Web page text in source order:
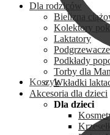
Koszyk
Dla rodziców
Bielizna
Kolektory
Laktatory
Podgrzewacze
Podkłady
Torby dla
Wkładki
Akcesoria dla dzieci
Dla dzieci